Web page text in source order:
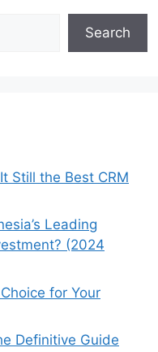
Search
Still the Best CRM
Leading
(2024
for Your
Definitive Guide